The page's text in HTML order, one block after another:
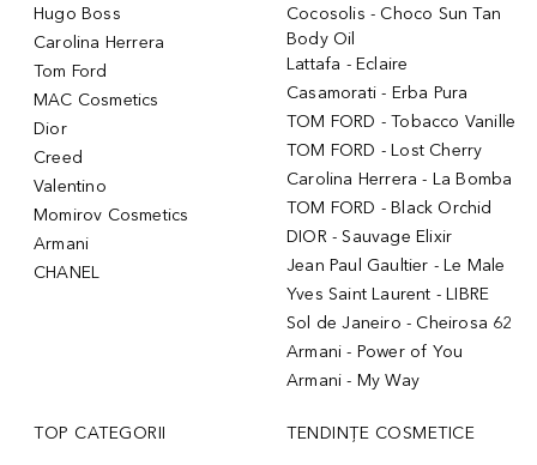
Hugo Boss
Carolina Herrera
Tom Ford
MAC Cosmetics
Dior
Creed
Valentino
Momirov Cosmetics
Armani
CHANEL
Cocosolis - Choco Sun Tan
Body Oil
Lattafa - Eclaire
Casamorati - Erba Pura
TOM FORD - Tobacco Vanille
TOM FORD - Lost Cherry
Carolina Herrera - La Bomba
TOM FORD - Black Orchid
DIOR - Sauvage Elixir
Jean Paul Gaultier - Le Male
Yves Saint Laurent - LIBRE
Sol de Janeiro - Cheirosa 62
Armani - Power of You
Armani - My Way
TOP CATEGORII TENDINȚE COSMETICE